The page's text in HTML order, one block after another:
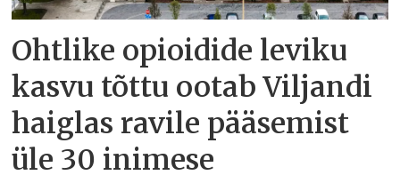
Ohtlike opioidide leviku
kasvu tõttu ootab Viljandi
haiglas ravile pääsemist
üle 30 inimese